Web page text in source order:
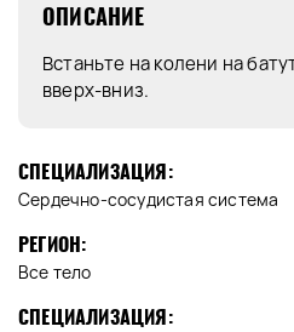
ОПИСАНИЕ
Встаньте на колени на
вверх-вниз.
СПЕЦИАЛИЗАЦИЯ:
Сердечно-сосудистая система
РЕГИОН:
Все тело
СПЕЦИАЛИЗАЦИЯ: